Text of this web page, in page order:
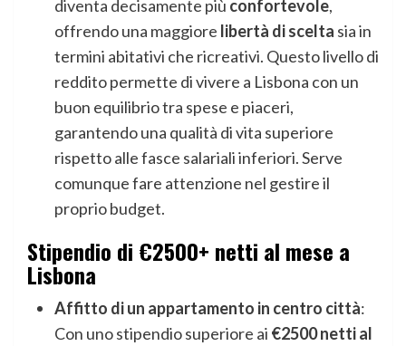
diventa decisamente più confortevole,
offrendo una maggiore libertà di scelta sia in
termini abitativi che ricreativi. Questo livello di
reddito permette di vivere a Lisbona con un
buon equilibrio tra spese e piaceri,
garantendo una qualità di vita superiore
rispetto alle fasce salariali inferiori. Serve
comunque fare attenzione nel gestire il
proprio budget.
Stipendio di €2500+ netti al mese a
Lisbona
Affitto di un appartamento in centro città:
Con uno stipendio superiore ai €2500 netti al